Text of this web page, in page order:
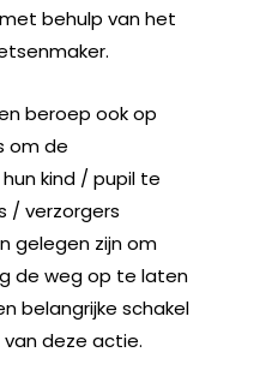
behulp van het
beroep ook op
om de
kind / pupil te
/ verzorgers
gelegen zijn om
de weg op te laten
belangrijke schakel
deze actie.